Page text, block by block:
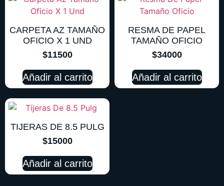
CARPETA AZ TAMAÑO
OFICIO X 1 UND
$11500
Añadir al carrito
RESMA DE PAPEL
TAMAÑO OFICIO
$34000
Añadir al carrito
TIJERAS DE 8.5 PULG
$15000
Añadir al carrito